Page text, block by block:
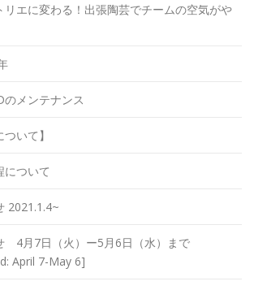
リエに変わる！出張陶芸でチームの空気がや
メンテナンス
いて】
について
2021.1.4~
4月7日（火）ー5月6日（水）まで
April 7-May 6]